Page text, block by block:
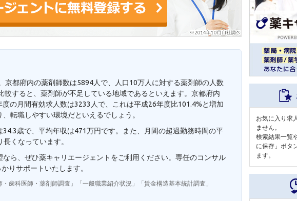
京都府内の薬剤師数は5894人で、人口10万人に対する薬剤師の人数
較すると、薬剤師が不足している地域であるといえます。京都府内
の月間有効求人数は3233人で、これは平成26年度比101.4%と増加
転職しやすい環境だといえるでしょう。
歳で、平均年収は471万円です。また、月間の超過勤務時間の平
くなっています。
ら、ぜひ薬キャリエージェントをご利用ください。専任のコンサル
りサポートいたします。
歯科医師・薬剤師調査」「一般職業紹介状況」「賃金構造基本統計調査」
お気に入り求
ません。
検索結果一覧
に保存」ボタ
ます。